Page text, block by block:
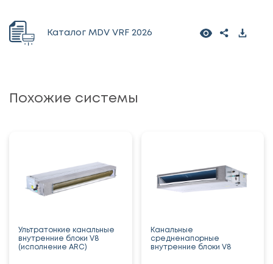
Каталог MDV VRF 2026
Похожие системы
Ультратонкие канальные
внутренние блоки V8
(исполнение ARC)
Канальные
средненапорные
внутренние блоки V8